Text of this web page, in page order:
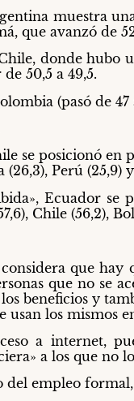
muestra
que avanzó de
donde hubo
50,5 a 49,5.
(pasó de 47
se posicionó en
(26,3), Perú (25,9)
Ecuador se
Chile (56,2),
considera que
que no se
beneficios y
los mismos
a internet,
a los que no
empleo